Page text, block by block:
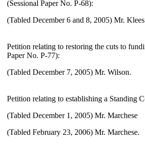
(Sessional Paper No. P-68):
(Tabled December 6 and 8, 2005) Mr.
Petition relating to restoring the cuts to
Paper No. P-77):
(Tabled December 7, 2005) Mr. Wilson.
Petition relating to establishing a Standing
(Tabled December 1, 2005) Mr. Marchese
(Tabled February 23, 2006) Mr. Marchese.